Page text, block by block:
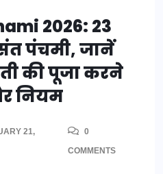
2026: 23
पंचमी, जानें
की पूजा करने
नियम
21,
0
COMMENTS